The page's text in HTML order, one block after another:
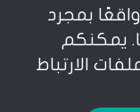
المنشورة على
أو إعادة
انتهاكاُ لشروط
الإستخدام المعرفة بوضوح في موقعنا. © bel3arabi.me
بمجرد
يمكنكم
الارتباط